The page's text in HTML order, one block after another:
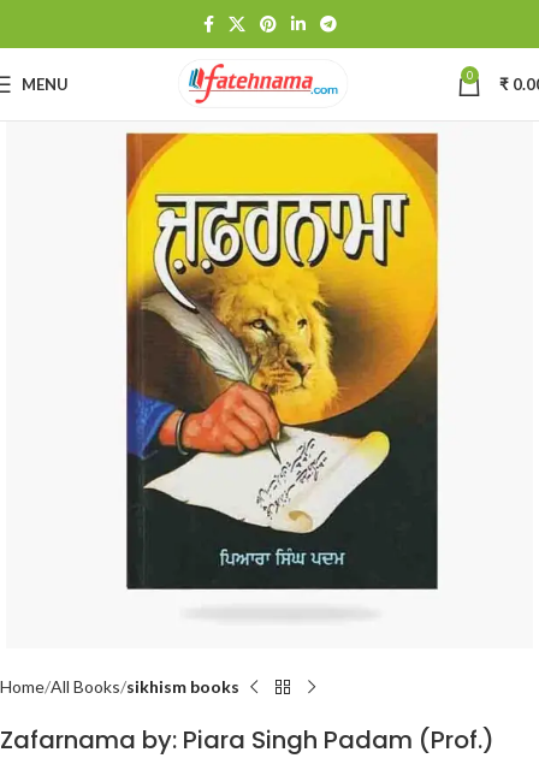
MENU 0 ₹
Home All Books sikhism books
Zafarnama by: Piara Singh Padam (Prof.)